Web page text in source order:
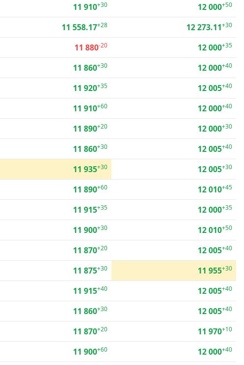
11 910+30 12 000+50
11 558.17+28 12 273.11+30
11 880-20 12 000+35
11 860+30 12 000+40
11 920+35 12 005+40
11 910+60 12 000+40
11 890+20 12 000+30
11 860+30 12 005+40
11 935+30 12 005+30
11 890+60 12 010+45
11 915+35 12 000+35
11 900+30 12 010+50
11 870+20 12 005+40
11 875+30 11 955+30
11 915+40 12 005+40
11 860+30 12 005+40
11 870+20 11 970+10
11 900+60 12 000+40